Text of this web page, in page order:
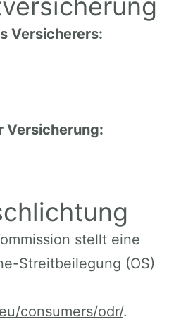
Versicherers:
Versicherung:
stellt eine
Streitbeilegung (OS)
consumers/odr/.